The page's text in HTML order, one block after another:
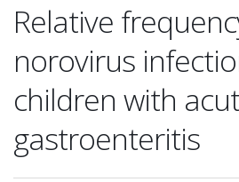
Relative
norovirus
children with
gastroenteritis